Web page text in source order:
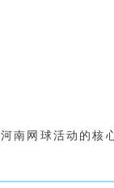
南网球活动的核